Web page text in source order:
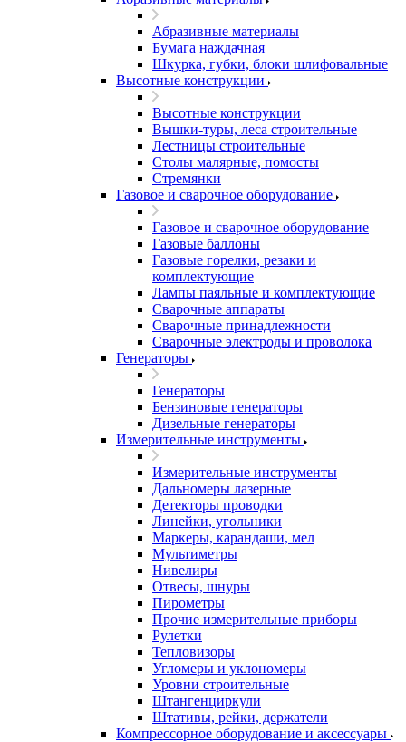
Абразивные материалы
Бумага наждачная
Шкурка, губки, блоки шлифовальные
Высотные конструкции
Высотные конструкции
Вышки-туры, леса строительные
Лестницы строительные
Столы малярные, помосты
Стремянки
Газовое и сварочное оборудование
Газовое и сварочное оборудование
Газовые баллоны
Газовые горелки, резаки и
комплектующие
Лампы паяльные и комплектующие
Сварочные аппараты
Сварочные принадлежности
Сварочные электроды и проволока
Генераторы
Генераторы
Бензиновые генераторы
Дизельные генераторы
Измерительные инструменты
Измерительные инструменты
Дальномеры лазерные
Детекторы проводки
Линейки, угольники
Маркеры, карандаши, мел
Мультиметры
Нивелиры
Отвесы, шнуры
Пирометры
Прочие измерительные приборы
Рулетки
Тепловизоры
Угломеры и уклономеры
Уровни строительные
Штангенциркули
Штативы, рейки, держатели
Компрессорное оборудование и аксессуары